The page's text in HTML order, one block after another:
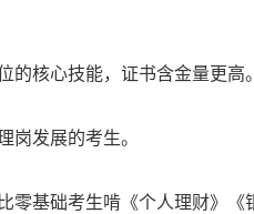
核心技能，证书含金量更高。
发展的考生。
零基础考生啃《个人理财》《